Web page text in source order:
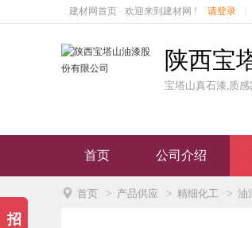
建材网首页 欢迎来到建材网 ! 请登录
陕西宝
宝塔山真石漆,质
首页 公司介绍
 首页 > 产品供应 > 精细化工 > 油
招